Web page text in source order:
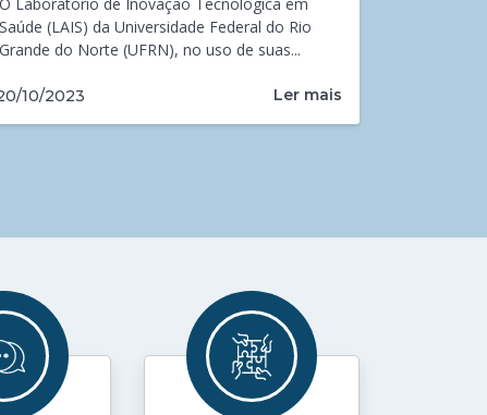
Saúde (LAIS) da Universidade Federal do Rio
Grande do Norte (UFRN), no uso de suas...
10/2023 Ler mais